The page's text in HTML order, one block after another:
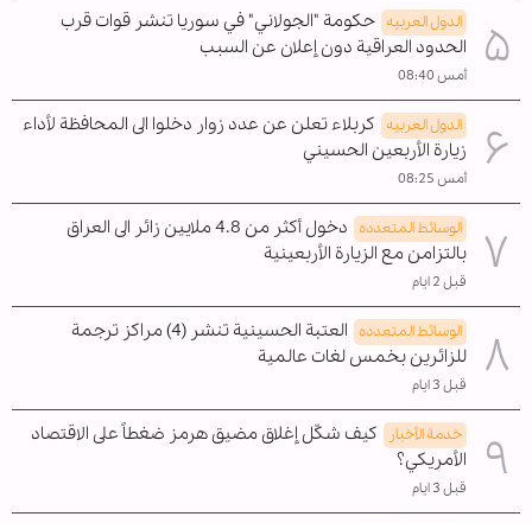
الدول العربیه حكومة "الجولاني" في سوريا تنشر قوات قرب
الحدود العراقية دون إعلان عن السبب
أمس 08:40
الدول العربیه كربلاء تعلن عن عدد زوار دخلوا الى المحافظة لأداء
زيارة الأربعين الحسيني
أمس 08:25
الوسائط المتعدده
دخول أكثر من 4.8 ملايين زائر الى العراق
بالتزامن مع الزيارة الأربعينية
قبل 2 ايام
الوسائط المتعدده
العتبة الحسينية تنشر (4) مراكز ترجمة
للزائرين بخمس لغات عالمية
قبل 3 ايام
خدمة الأخبار
كيف شكّل إغلاق مضيق هرمز ضغطاً على الاقتصاد
الأمريكي؟
قبل 3 ايام